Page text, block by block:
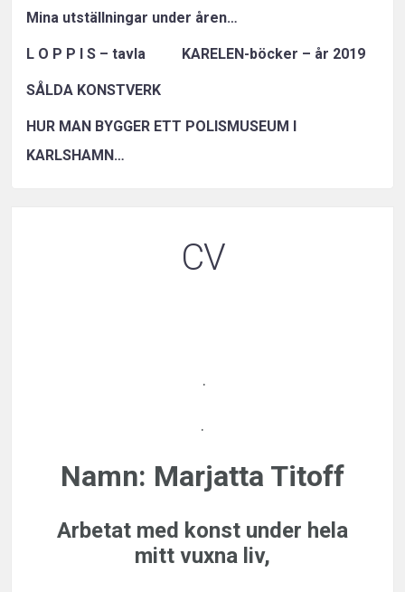
Mina utställningar under åren…
L O P P I S – tavla KARELEN-böcker – år 2019
SÅLDA KONSTVERK
HUR MAN BYGGER ETT POLISMUSEUM I
KARLSHAMN…
CV
.
.
Namn: Marjatta Titoff
Arbetat med konst under hela
mitt vuxna liv,